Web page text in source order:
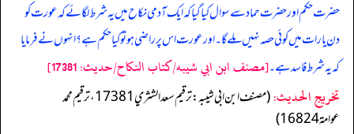
حضرت حکم اور حضرت حماد سے سوال کیا گیا کہ ایک آدمی نکاح میں یہ شرط لگائے کہ عورت کو
دن یا رات میں کوئی حصہ نہیں ملے گا۔ اور عورت اس پر راضی ہو تو کیا حکم ہے؟ انہوں نے فرمایا
کہ یہ شرط فاسد ہے۔[مصنف ابن ابي شيبه/كتاب النكاح/حدیث: 17381]
تخریج الحدیث:
(مصنف ابن ابي شيبه: ترقيم سعد الشثري 17381، ترقيم محمد
عوامة 16824)